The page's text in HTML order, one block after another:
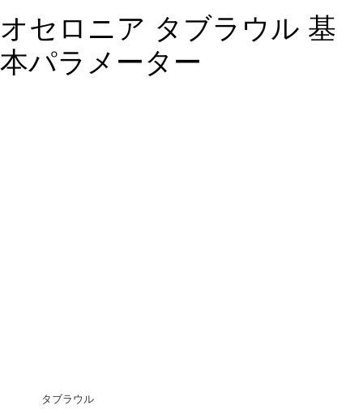
オセロニア タブラウル 基
本パラメーター
タブラウル